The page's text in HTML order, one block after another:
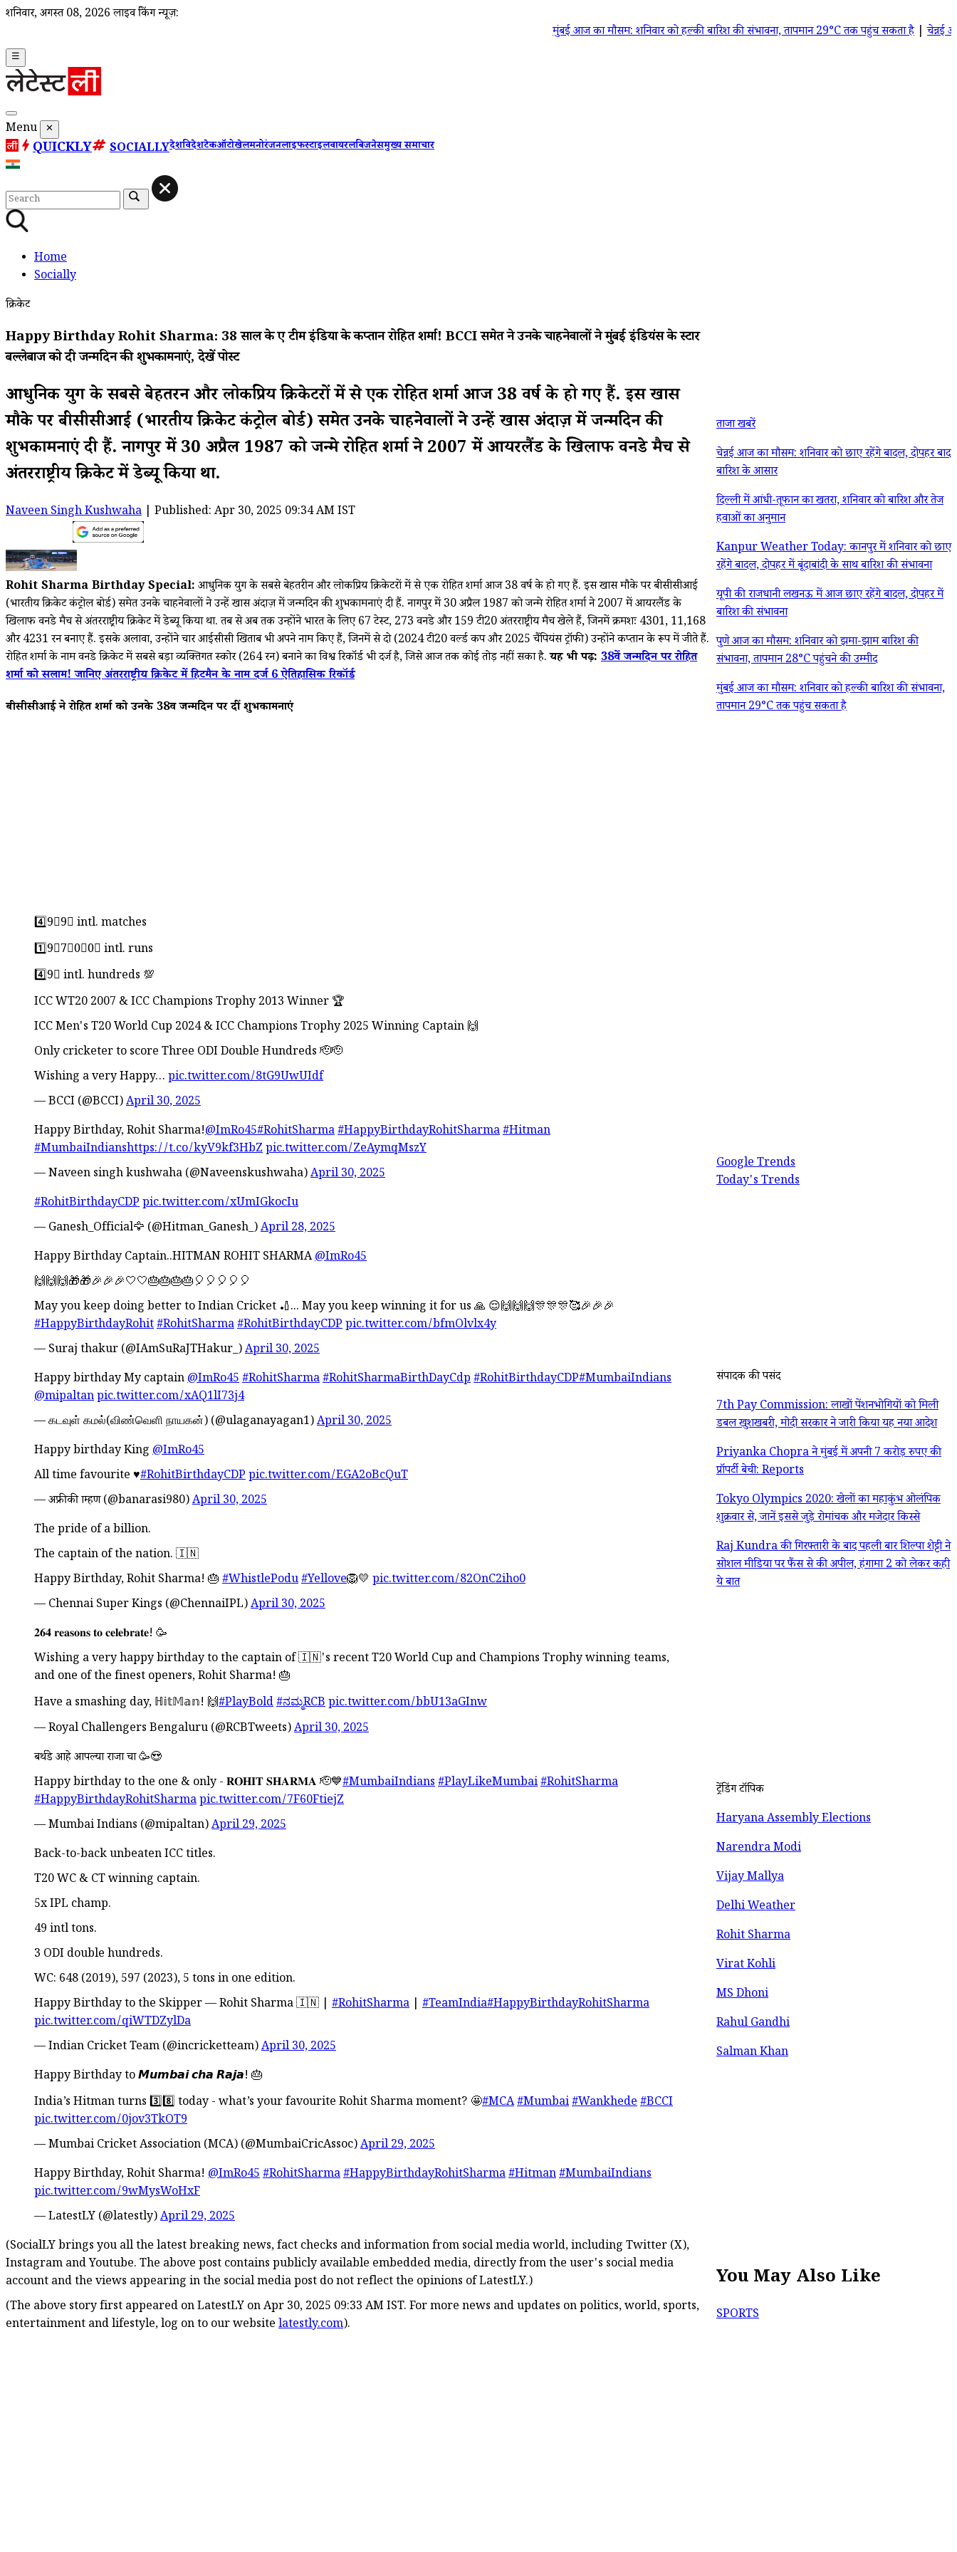
शनिवार, अगस्त 08, 2026 लाइव ब्रेकिंग न्यूज़:
मुंबई आज का मौसम: शनिवार को हल्की बारिश की संभावना, तापमान 29°C तक पहुंच सकता है|चेन्नई आज का मौसम:
☰
Menu ✕
QUICKLY SOCIALLYदेशविदेशटेकऑटोखेलमनोरंजनलाइफस्टाइलवायरलबिजनेसमुख्य समाचार
Home
Socially
क्रिकेट
Happy Birthday Rohit Sharma: 38 साल के हुए टीम इंडिया के कप्तान रोहित शर्मा! BCCI समेत ने उनके चाहनेवालों ने मुंबई इंडियंस के स्टार
बल्लेबाज को दी जन्मदिन की शुभकामनाएं, देखें पोस्ट
आधुनिक युग के सबसे बेहतरीन और लोकप्रिय क्रिकेटरों में से एक रोहित शर्मा आज 38 वर्ष के हो गए हैं. इस खास
मौके पर बीसीसीआई (भारतीय क्रिकेट कंट्रोल बोर्ड) समेत उनके चाहनेवालों ने उन्हें खास अंदाज़ में जन्मदिन की
शुभकामनाएं दी हैं. नागपुर में 30 अप्रैल 1987 को जन्मे रोहित शर्मा ने 2007 में आयरलैंड के खिलाफ वनडे मैच से
अंतरराष्ट्रीय क्रिकेट में डेब्यू किया था.
Naveen Singh Kushwaha | Published: Apr 30, 2025 09:34 AM IST
Rohit Sharma Birthday Special: आधुनिक युग के सबसे बेहतरीन और लोकप्रिय क्रिकेटरों में से एक रोहित शर्मा आज 38 वर्ष के हो गए हैं. इस खास मौके पर बीसीसीआई
(भारतीय क्रिकेट कंट्रोल बोर्ड) समेत उनके चाहनेवालों ने उन्हें खास अंदाज़ में जन्मदिन की शुभकामनाएं दी हैं. नागपुर में 30 अप्रैल 1987 को जन्मे रोहित शर्मा ने 2007 में आयरलैंड के
खिलाफ वनडे मैच से अंतरराष्ट्रीय क्रिकेट में डेब्यू किया था. तब से अब तक उन्होंने भारत के लिए 67 टेस्ट, 273 वनडे और 159 टी20 अंतरराष्ट्रीय मैच खेले हैं, जिनमें क्रमशः 4301, 11,168
और 4231 रन बनाए हैं. इसके अलावा, उन्होंने चार आईसीसी खिताब भी अपने नाम किए हैं, जिनमें से दो (2024 टी20 वर्ल्ड कप और 2025 चैंपियंस ट्रॉफी) उन्होंने कप्तान के रूप में जीते हैं.
रोहित शर्मा के नाम वनडे क्रिकेट में सबसे बड़ा व्यक्तिगत स्कोर (264 रन) बनाने का विश्व रिकॉर्ड भी दर्ज है, जिसे आज तक कोई तोड़ नहीं सका है.यह भी पढ़ें: 38वें जन्मदिन पर रोहित
शर्मा को सलाम! जानिए अंतरराष्ट्रीय क्रिकेट में हिटमैन के नाम दर्ज 6 ऐतिहासिक रिकॉर्ड
बीसीसीआई ने रोहित शर्मा को उनके 38वें जन्मदिन पर दीं शुभकामनाएं
4️⃣9⃣9⃣ intl. matches
1️⃣9⃣7⃣0⃣0⃣ intl. runs
4️⃣9⃣ intl. hundreds 💯
ICC WT20 2007 & ICC Champions Trophy 2013 Winner 🏆
ICC Men's T20 World Cup 2024 & ICC Champions Trophy 2025 Winning Captain 🙌
Only cricketer to score Three ODI Double Hundreds 🫡🫡
Wishing a very Happy… pic.twitter.com/8tG9UwUIdf
— BCCI (@BCCI)April 30, 2025
Happy Birthday, Rohit Sharma!@ImRo45#RohitSharma#HappyBirthdayRohitSharma#Hitman
#MumbaiIndianshttps://t.co/kyV9kf3HbZpic.twitter.com/ZeAymqMszY
— Naveen singh kushwaha (@Naveenskushwaha)April 30, 2025
#RohitBirthdayCDPpic.twitter.com/xUmIGkocIu
— Ganesh_Official🦅 (@Hitman_Ganesh_)April 28, 2025
Happy Birthday Captain..HITMAN ROHIT SHARMA@ImRo45
🙌🙌🙌🎁🎁🎉🎉🎉🤍🤍🎂🎂🎂🎂🎈🎈🎈🎈🎈
May you keep doing better to Indian Cricket 🏏... May you keep winning it for us 🙏 😌🙌🙌🙌🎊🎊🎊🥰🎉🎉🎉
#HappyBirthdayRohit#RohitSharma#RohitBirthdayCDPpic.twitter.com/bfmOlvlx4y
— Suraj thakur (@IAmSuRaJTHakur_)April 30, 2025
Happy birthday My captain@ImRo45#RohitSharma#RohitSharmaBirthDayCdp#RohitBirthdayCDP#MumbaiIndians
@mipaltanpic.twitter.com/xAQ1lI73j4
— கடவுள் கமல்(விண்வெளி நாயகன்) (@ulaganayagan1)April 30, 2025
Happy birthday King @ImRo45
All time favourite ♥️#RohitBirthdayCDPpic.twitter.com/EGA2oBcQuT
— अफ्रीकी ब्राम्हण (@banarasi980)April 30, 2025
The pride of a billion.
The captain of the nation. 🇮🇳
Happy Birthday, Rohit Sharma! 🎂 #WhistlePodu#Yellove🦁💛 pic.twitter.com/82OnC2iho0
— Chennai Super Kings (@ChennaiIPL)April 30, 2025
𝟐𝟔𝟒 𝐫𝐞𝐚𝐬𝐨𝐧𝐬 𝐭𝐨 𝐜𝐞𝐥𝐞𝐛𝐫𝐚𝐭𝐞! 🥳
Wishing a very happy birthday to the captain of 🇮🇳's recent T20 World Cup and Champions Trophy winning teams,
and one of the finest openers, Rohit Sharma! 🎂
Have a smashing day, ℍ𝕚𝕥𝕄𝕒𝕟! 🙌#PlayBold#ನಮ್ಮRCBpic.twitter.com/bbU13aGInw
— Royal Challengers Bengaluru (@RCBTweets)April 30, 2025
बर्थडे आहे आपल्या राजा चा 🥳😍
Happy birthday to the one & only - 𝐑𝐎𝐇𝐈𝐓 𝐒𝐇𝐀𝐑𝐌𝐀 🫡💙#MumbaiIndians#PlayLikeMumbai#RohitSharma
#HappyBirthdayRohitSharmapic.twitter.com/7F60FtiejZ
— Mumbai Indians (@mipaltan)April 29, 2025
Back-to-back unbeaten ICC titles.
T20 WC & CT winning captain.
5x IPL champ.
49 intl tons.
3 ODI double hundreds.
WC: 648 (2019), 597 (2023), 5 tons in one edition.
Happy Birthday to the Skipper — Rohit Sharma 🇮🇳 | #RohitSharma #TeamIndia#HappyBirthdayRohitSharma
pic.twitter.com/qiWTDZylDa
— Indian Cricket Team (@incricketteam)April 30, 2025
Happy Birthday to 𝙈𝙪𝙢𝙗𝙖𝙞 𝙘𝙝𝙖 𝙍𝙖𝙟𝙖! 🎂
India’s Hitman turns 3️⃣8️⃣ today - what’s your favourite Rohit Sharma moment? 🤩#MCA#Mumbai#Wankhede#BCCI
pic.twitter.com/0jov3TkOT9
— Mumbai Cricket Association (MCA) (@MumbaiCricAssoc)April 29, 2025
Happy Birthday, Rohit Sharma! @ImRo45#RohitSharma#HappyBirthdayRohitSharma#Hitman#MumbaiIndians
pic.twitter.com/9wMysWoHxF
— LatestLY (@latestly)April 29, 2025
(SocialLY brings you all the latest breaking news, fact checks and information from social media world, including Twitter (X),
Instagram and Youtube. The above post contains publicly available embedded media, directly from the user's social media
account and the views appearing in the social media post do not reflect the opinions of LatestLY.)
(The above story first appeared on LatestLY on Apr 30, 2025 09:33 AM IST. For more news and updates on politics, world, sports,
entertainment and lifestyle, log on to our website latestly.com).
ताजा खबरें
चेन्नई आज का मौसम: शनिवार को छाए रहेंगे बादल, दोपहर बाद
बारिश के आसार
दिल्ली में आंधी-तूफान का खतरा, शनिवार को बारिश और तेज
हवाओं का अनुमान
Kanpur Weather Today: कानपुर में शनिवार को छाए
रहेंगे बादल, दोपहर में बूंदाबांदी के साथ बारिश की संभावना
यूपी की राजधानी लखनऊ में आज छाए रहेंगे बादल, दोपहर में
बारिश की संभावना
पुणे आज का मौसम: शनिवार को झमा-झाम बारिश की
संभावना, तापमान 28°C पहुंचने की उम्मीद
मुंबई आज का मौसम: शनिवार को हल्की बारिश की संभावना,
तापमान 29°C तक पहुंच सकता है
Google Trends
Today's Trends
संपादक की पसंद
7th Pay Commission: लाखों पेंशनभोगियों को मिली
डबल खुशखबरी, मोदी सरकार ने जारी किया यह नया आदेश
Priyanka Chopra ने मुंबई में अपनी 7 करोड़ रुपए की
प्रॉपर्टी बेची: Reports
Tokyo Olympics 2020: खेलों का महाकुंभ ओलंपिक
शुक्रवार से, जानें इससे जुड़े रोमांचक और मजेदार किस्से
Raj Kundra की गिरफ्तारी के बाद पहली बार शिल्पा शेट्टी ने
सोशल मीडिया पर फैंस से की अपील, हंगामा 2 को लेकर कही
ये बात
ट्रेंडिंग टॉपिक
Haryana Assembly Elections
Narendra Modi
Vijay Mallya
Delhi Weather
Rohit Sharma
Virat Kohli
MS Dhoni
Rahul Gandhi
Salman Khan
You May Also Like
SPORTS